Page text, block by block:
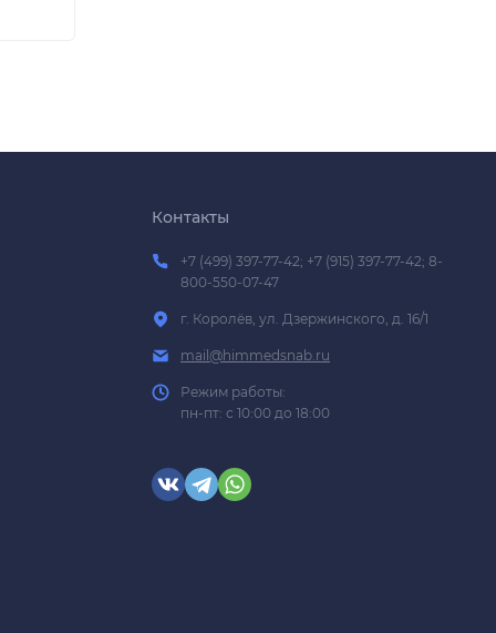
Контакты
+7 (499) 397-77-42; +7 (915) 397-77-42; 8-
800-550-07-47
г. Королёв, ул. Дзержинского, д. 16/1
mail@himmedsnab.ru
Режим работы:
пн-пт: с 10:00 до 18:00